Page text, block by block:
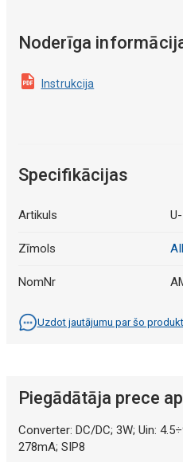
Noderīga
Instrukcija
Specifikācijas
Artikuls
Zīmols
NomNr
Uzdot jautājumu par šo
Piegādātāja prece
Converter: DC/DC; 3W; Uin:
278mA; SIP8